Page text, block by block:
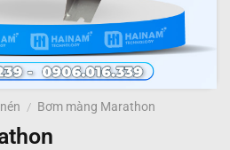
/ Bơm màng Marathon